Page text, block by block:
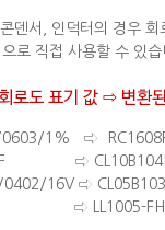
덴서, 인덕터의 경우
로 직접 사용할 수 있습
로도 표기 값 ⇨ 변
1% ⇨
⇨
0402/16V ⇨
⇨ LL1005-